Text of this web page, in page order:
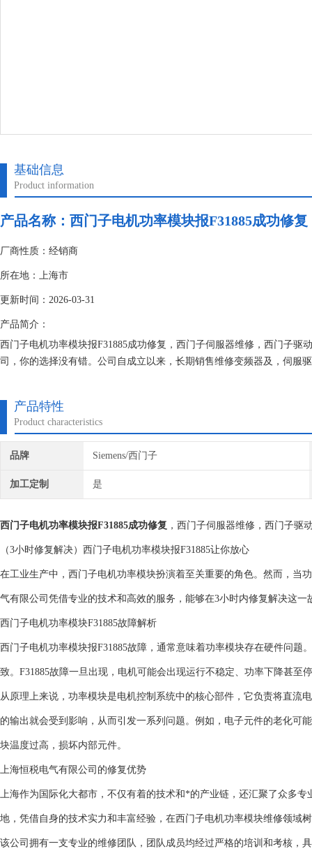
基础信息
Product information
产品名称： 西门子电机功率模块报F31885成功修复
厂商性质：经销商
所在地：上海市
更新时间：2026-03-31
产品简介：
西门子电机功率模块报F31885成功修复，西门子伺服器维修，西门子驱
司，你的选择没有错。公司自成立以来，长期销售维修变频器及，伺服
产品特性
Product characteristics
品牌 Siemens/西门子
加工定制 是
西门子电机功率模块报F31885成功修复 ，西门子伺服器维修，西门子驱
（3小时修复解决）西门子电机功率模块报F31885让你放心
在工业生产中，西门子电机功率模块扮演着至关重要的角色。然而，当
气有限公司凭借专业的技术和高效的服务，能够在3小时内修复解决这一
西门子电机功率模块F31885故障解析
西门子电机功率模块报F31885故障，通常意味着功率模块存在硬件问
致。F31885故障一旦出现，电机可能会出现运行不稳定、功率下降甚至
从原理上来说，功率模块是电机控制系统中的核心部件，它负责将直流
的输出就会受到影响，从而引发一系列问题。例如，电子元件的老化可
块温度过高，损坏内部元件。
上海恒税电气有限公司的修复优势
上海作为国际化大都市，不仅有着的技术和*的产业链，还汇聚了众多
地，凭借自身的技术实力和丰富经验，在西门子电机功率模块维修领域
该公司拥有一支专业的维修团队，团队成员均经过严格的培训和考核，